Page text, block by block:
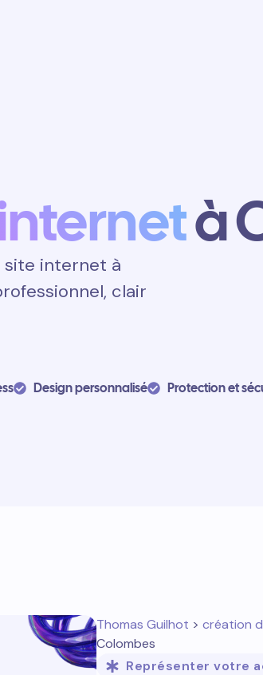
à
site internet à
clair
Design personnalisé Protection et
Thomas Guilhot > création
Colombes
Représenter votre